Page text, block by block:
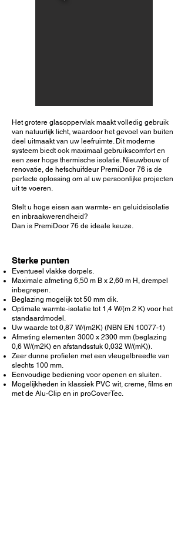
Het grotere glasoppervlak maakt volledig gebruik
van natuurlijk licht, waardoor het gevoel van buiten
deel uitmaakt van uw leefruimte. Dit moderne
systeem biedt ook maximaal gebruikscomfort en
een zeer hoge thermische isolatie. Nieuwbouw of
renovatie, de hefschuifdeur PremiDoor 76 is de
perfecte oplossing om al uw persoonlijke projecten
uit te voeren.
Stelt u hoge eisen aan warmte- en geluidsisolatie
en inbraakwerendheid?
Dan is PremiDoor 76 de ideale keuze.
Sterke punten
Eventueel vlakke dorpels.
Maximale afmeting 6,50 m B x 2,60 m H, drempel
inbegrepen.
Beglazing mogelijk tot 50 mm dik.
Optimale warmte-isolatie tot 1,4 W/(m 2 K) voor het
standaardmodel.
Uw waarde tot 0,87 W/(m2K) (NBN EN 10077-1)
Afmeting elementen 3000 x 2300 mm (beglazing
0,6 W/(m2K) en afstandsstuk 0,032 W/(mK)).
Zeer dunne profielen met een vleugelbreedte van
slechts 100 mm.
Eenvoudige bediening voor openen en sluiten.
Mogelijkheden in klassiek PVC wit, creme, films en
met de Alu-Clip en in proCoverTec.